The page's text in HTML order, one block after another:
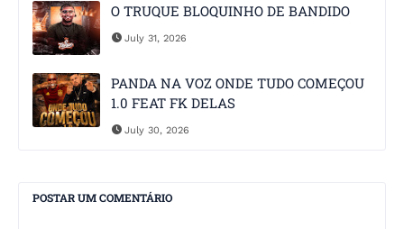
O TRUQUE BLOQUINHO DE BANDIDO
July 31, 2026
PANDA NA VOZ ONDE TUDO COMEÇOU
1.0 FEAT FK DELAS
July 30, 2026
POSTAR UM COMENTÁRIO